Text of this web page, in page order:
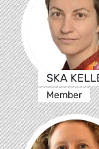
SKA
Member